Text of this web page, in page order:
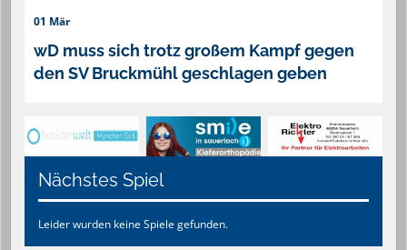
01 Mär
wD muss sich trotz großem Kampf gegen
den SV Bruckmühl geschlagen geben
Nächstes Spiel
Leider wurden keine Spiele gefunden.